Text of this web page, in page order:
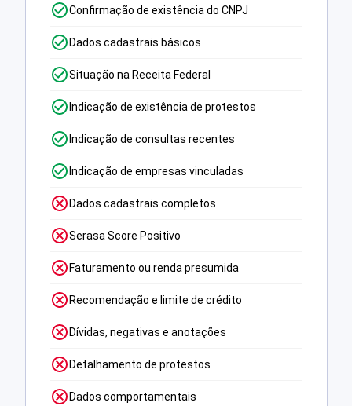
Confirmação de existência do CNPJ
Dados cadastrais básicos
Situação na Receita Federal
Indicação de existência de protestos
Indicação de consultas recentes
Indicação de empresas vinculadas
Dados cadastrais completos
Serasa Score Positivo
Faturamento ou renda presumida
Recomendação e limite de crédito
Dívidas, negativas e anotações
Detalhamento de protestos
Dados comportamentais